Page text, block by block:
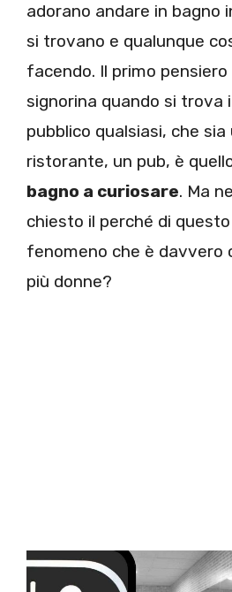
adorano andare in bagno
si trovano e qualunque
facendo. Il primo
signorina quando si trova
pubblico qualsiasi, che sia
ristorante, un pub, è
bagno a curiosare. Ma
chiesto il perché di
fenomeno che è davvero
più donne?